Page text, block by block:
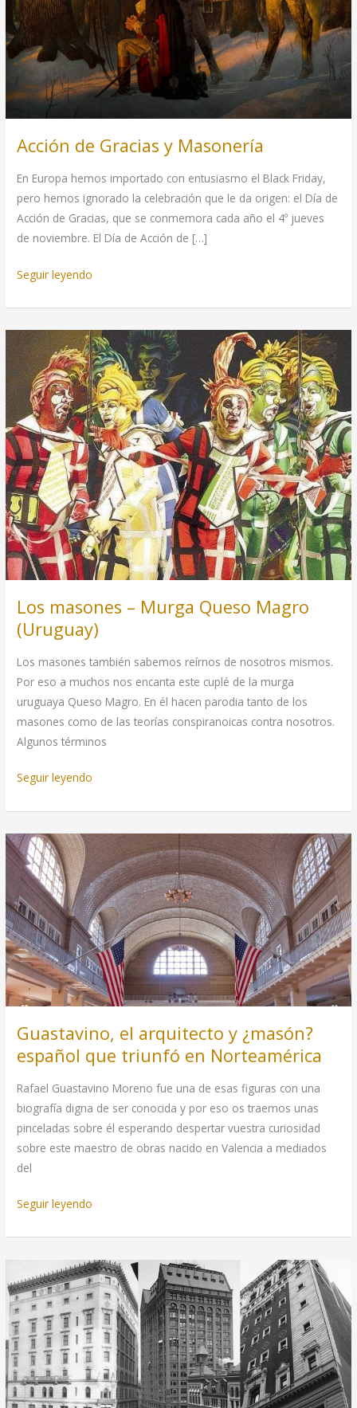
Acción de Gracias y Masonería
En Europa hemos importado con entusiasmo el Black Friday,
pero hemos ignorado la celebración que le da origen: el Día de
Acción de Gracias, que se conmemora cada año el 4º jueves
de noviembre. El Día de Acción de […]
Acción
Gracias
y
Masonería
Seguir leyendo
Los masones – Murga Queso Magro
(Uruguay)
Los masones también sabemos reírnos de nosotros mismos.
Por eso a muchos nos encanta este cuplé de la murga
uruguaya Queso Magro. En él hacen parodia tanto de los
masones como de las teorías conspiranoicas contra nosotros.
Algunos términos
Los
–
Murga
Queso
Magro
(Uruguay)
Seguir leyendo
Guastavino, el arquitecto y ¿masón?
español que triunfó en Norteamérica
Rafael Guastavino Moreno fue una de esas figuras con una
biografía digna de ser conocida y por eso os traemos unas
pinceladas sobre él esperando despertar vuestra curiosidad
sobre este maestro de obras nacido en Valencia a mediados
del
Guastavino,
¿masón?
español
que
triunfó
en
Norteamérica
Seguir leyendo